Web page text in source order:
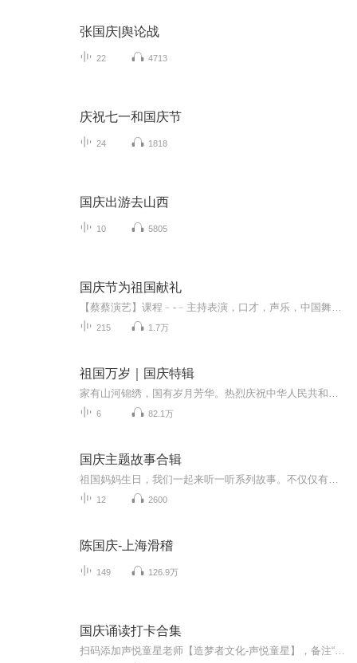
张国庆|舆论战
22 4713
庆祝七一和国庆节
24 1818
国庆出游去山西
10 5805
国庆节为祖国献礼
215 1.7万
祖国万岁｜国庆特辑
6 82.1万
国庆主题故事合辑
12 2600
陈国庆-上海滑稽
149 126.9万
国庆诵读打卡合集